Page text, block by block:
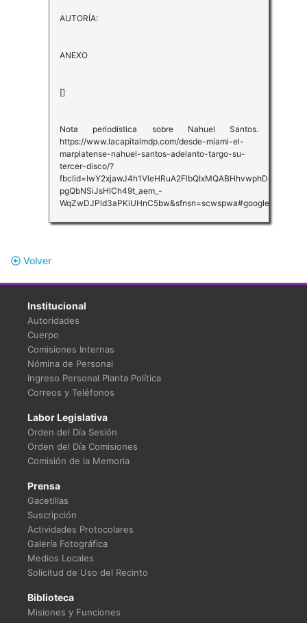
AUTORÍA:
ANEXO
[]
Nota periodística sobre Nahuel Santos.
https://www.lacapitalmdp.com/desde-miami-el-
marplatense-nahuel-santos-adelanto-targo-su-
tercer-disco/?
pgQbNSiJsHlCh49t_aem_-
WqZwDJPld3aPKiUHnC5bw&sfnsn=scwspwa#google_vignette
Volver
Institucional
Autoridades
Cuerpo
Comisiones Internas
Nómina de Personal
Ingreso Personal Planta Política
Correos y Teléfonos
Labor Legislativa
Orden del Día Sesión
Orden del Día Comisiones
Comisión de la Memoria
Prensa
Gacetillas
Suscripción
Actividades Protocolares
Galería Fotográfica
Medios Locales
Solicitud de Uso del Recinto
Biblioteca
Misiones y Funciones